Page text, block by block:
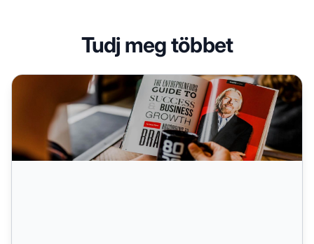
Tudj meg többet
Hogyan készíthetsz olyan affiliate marketing tartalmat,